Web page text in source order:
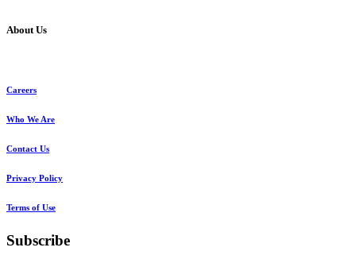
About Us
Careers
Who We Are
Contact Us
Privacy Policy
Terms of Use
Subscribe